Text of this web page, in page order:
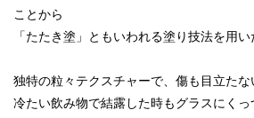
ことから
「たたき塗」ともいわれる塗り技法を用い
独特の粒々テクスチャーで、傷も目立たな
冷たい飲み物で結露した時もグラスにくっ